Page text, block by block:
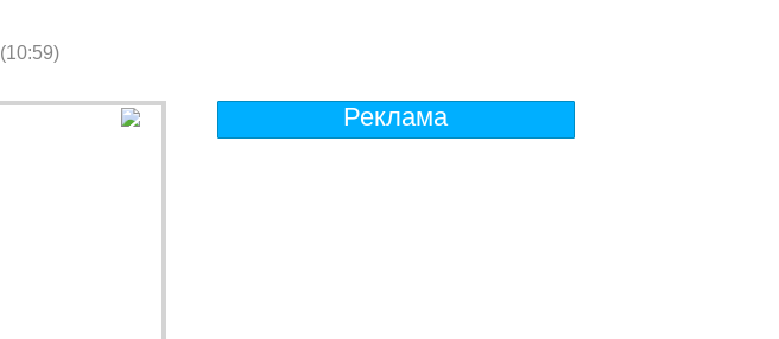
(10:59)
Реклама